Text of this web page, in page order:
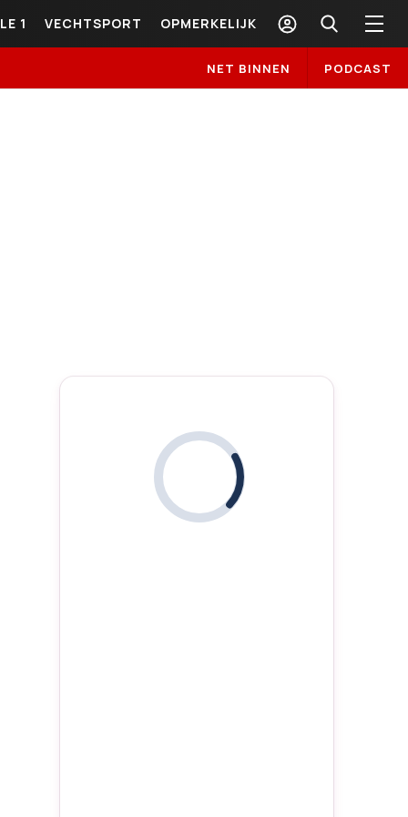
1 VECHTSPORT OPMERKELIJK
NET BINNEN PODCAST